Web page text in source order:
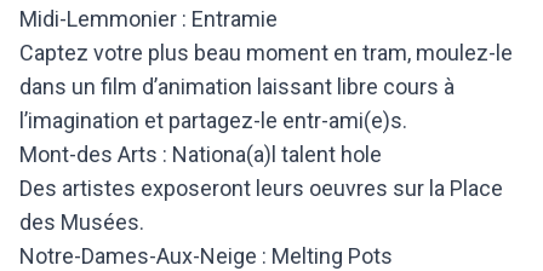
Midi-Lemmonier : Entramie
Captez votre plus beau moment en tram, moulez-le
dans un film d’animation laissant libre cours à
l’imagination et partagez-le entr-ami(e)s.
Mont-des Arts : Nationa(a)l talent hole
Des artistes exposeront leurs oeuvres sur la Place
des Musées.
Notre-Dames-Aux-Neige : Melting Pots